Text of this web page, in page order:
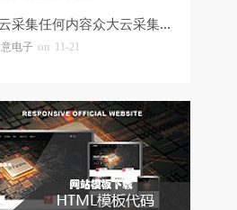
智能云采集任何内容众大云采集 9.6.4(去版
电子 on 11-21